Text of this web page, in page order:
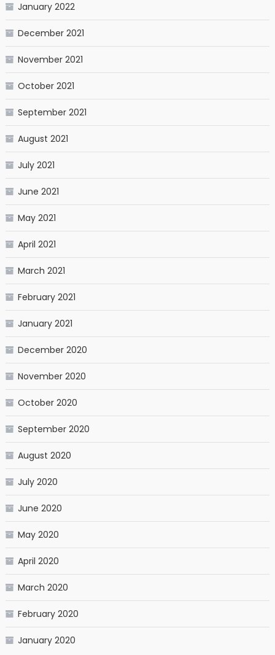
January 2022
December 2021
November 2021
October 2021
September 2021
August 2021
July 2021
June 2021
May 2021
April 2021
March 2021
February 2021
January 2021
December 2020
November 2020
October 2020
September 2020
August 2020
July 2020
June 2020
May 2020
April 2020
March 2020
February 2020
January 2020